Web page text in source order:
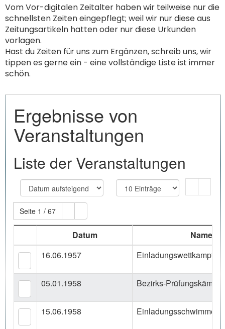
Vom Vor-digitalen Zeitalter haben wir teilweise nur die
schnellsten Zeiten eingepflegt; weil wir nur diese aus
Zeitungsartikeln hatten oder nur diese Urkunden
vorlagen.
Hast du Zeiten für uns zum Ergänzen, schreib uns, wir
tippen es gerne ein - eine vollständige Liste ist immer
schön.